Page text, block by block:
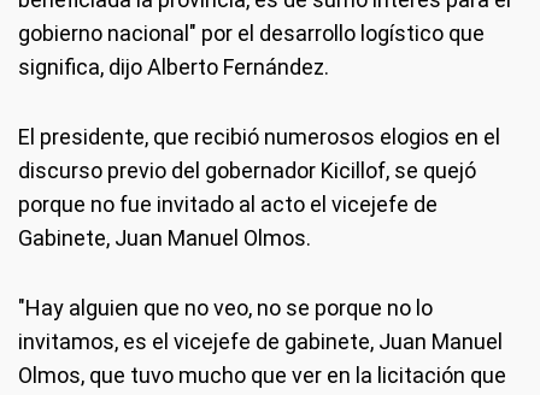
gobierno nacional" por el desarrollo logístico que
significa, dijo Alberto Fernández.
El presidente, que recibió numerosos elogios en el
discurso previo del gobernador Kicillof, se quejó
porque no fue invitado al acto el vicejefe de
Gabinete, Juan Manuel Olmos.
"Hay alguien que no veo, no se porque no lo
invitamos, es el vicejefe de gabinete, Juan Manuel
Olmos, que tuvo mucho que ver en la licitación que